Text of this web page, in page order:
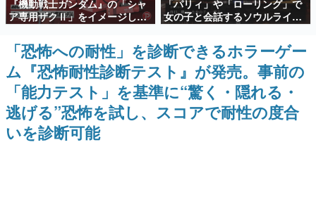
SNS拡散数が数千以上！ ページビュー数万以上！ などな
ど。多くの人々に読まれた、電ファミ渾身の“殿堂入り”記
事をまとめました。
ゲームの企画書
名作ゲームクリエイターの方々に製作時のエピソードをお
聞きし、ヒットする企画（ゲーム）とは何か？を探ってい
きます。
赫本
この物語を解いてはいけない。『赫本』は、〈試験問題〉
の形をした短編ホラー小説集です。
『機動戦士ガンダム』の「シャ
ア専用ザクⅡ」をイメージした
散水ホースリールが予約開始。
本体にはシャアのパーソナルマ
ークやジオン公国軍のエンブレ
ム、型式番号などを配置
「パリィ」や「ローリング」で
女の子と会話するソウルライク
恋愛ゲーム『小早川さんはソウ
ルライク』無料公開。返事に失
敗すると「YOU DIED」
「恐怖への耐性」を診断できるホラーゲー
ム『恐怖耐性診断テスト』が発売。事前の
「能力テスト」を基準に“驚く・隠れる・
逃げる”恐怖を試し、スコアで耐性の度合
いを診断可能